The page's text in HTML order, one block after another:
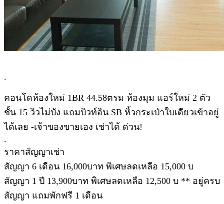
.
คอนโดห้องใหม่ 1BR 44.58ตรม ห้องมุม แอร์ใหม่ 2 ตัว
ชั้น 15 วิวไม่บัง แถมบิวท์อิน SB หิ้วกระเป๋าใบเดียวเข้าอยู่
ได้เลย -เจ้าของขายเอง เช่าได้ ด่วน!
.
ราคาสัญญาเช่า
สัญญา 6 เดือน 16,000บาท พิเศษลดเหลือ 15,000 บ
สัญญา 1 ปี 13,900บาท พิเศษลดเหลือ 12,500 บ ** อยู่ครบ
สัญญา แถมพักฟรี 1 เดือน